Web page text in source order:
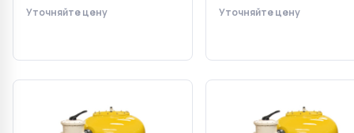
Уточняйте цену Уточняйте цену